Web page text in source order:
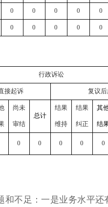
0 0 0 0 0
0 0 0 0 0
行政诉讼
接起诉 复议
尚未
审结
总计
结果
维持
结果
纠正
其
结
0 0 0 0 0
足：一是业务水平还